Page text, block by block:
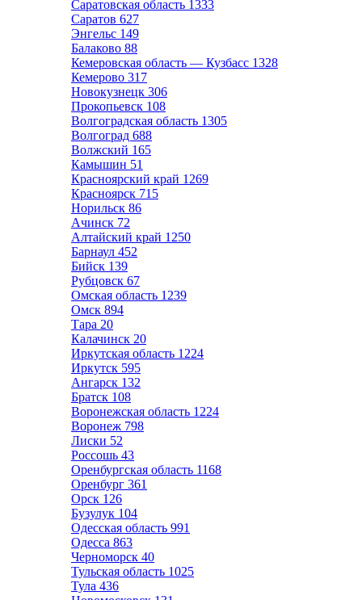
Саратовская область 1333
Саратов 627
Энгельс 149
Балаково 88
Кемеровская область — Кузбасс 1328
Кемерово 317
Новокузнецк 306
Прокопьевск 108
Волгоградская область 1305
Волгоград 688
Волжский 165
Камышин 51
Красноярский край 1269
Красноярск 715
Норильск 86
Ачинск 72
Алтайский край 1250
Барнаул 452
Бийск 139
Рубцовск 67
Омская область 1239
Омск 894
Тара 20
Калачинск 20
Иркутская область 1224
Иркутск 595
Ангарск 132
Братск 108
Воронежская область 1224
Воронеж 798
Лиски 52
Россошь 43
Оренбургская область 1168
Оренбург 361
Орск 126
Бузулук 104
Одесская область 991
Одесса 863
Черноморск 40
Тульская область 1025
Тула 436